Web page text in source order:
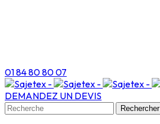
01 84 80 80 07
DEMANDEZ UN DEVIS
Rechercher